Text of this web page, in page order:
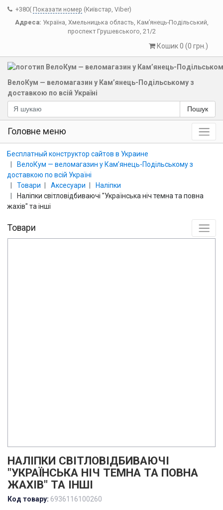
+380( Показати номер (Київстар, Viber)
Адреса: Україна, Хмельницька область, Кам’янець-Подільський,
проспект Грушевського, 21/2
Кошик 0 (0 грн.)
ВелоКум — веломагазин у Кам’янець-Подільському з
доставкою по всій Україні
Пошук
Головне меню
Бесплатный конструктор сайтов в Украине
ВелоКум — веломагазин у Кам’янець-Подільському з
доставкою по всій Україні
Товари
Аксесуари
Наліпки
Наліпки світловідбиваючі "Українська ніч темна та повна
жахів" та інші
Товари
НАЛІПКИ СВІТЛОВІДБИВАЮЧІ
"УКРАЇНСЬКА НІЧ ТЕМНА ТА ПОВНА
ЖАХІВ" ТА ІНШІ
Код товару: 6936116100260